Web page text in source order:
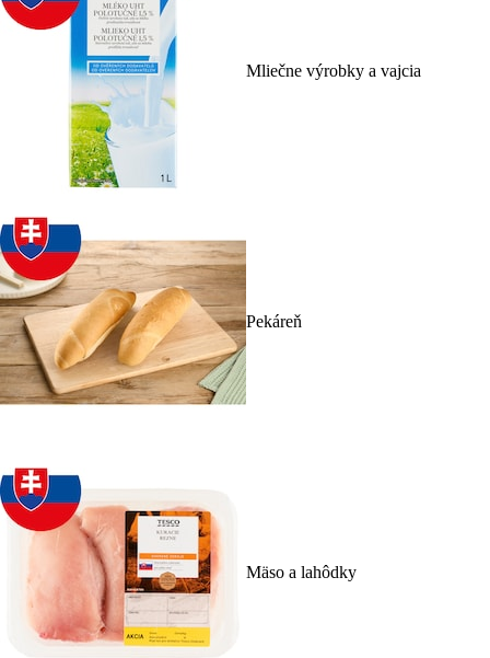
Mliečne výrobky a vajcia
Pekáreň
Mäso a lahôdky